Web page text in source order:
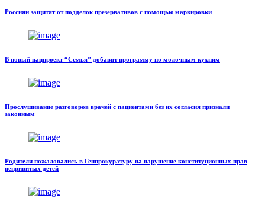
Россиян защитят от подделок презервативов с помощью маркировки
В новый нацпроект “Семья” добавят программу по молочным кухням
Прослушивание разговоров врачей с пациентами без их согласия признали
законным
Родители пожаловались в Генпрокуратуру на нарушение конституционных прав
непривитых детей